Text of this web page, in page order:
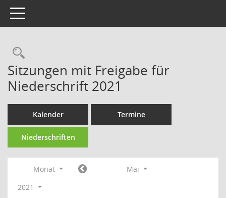
Toggle navigation
Rechercheauswahl
Sitzungen mit Freigabe für
Niederschrift 2021
Kalender Termine
Niederschriften
Monat
Mai
2021